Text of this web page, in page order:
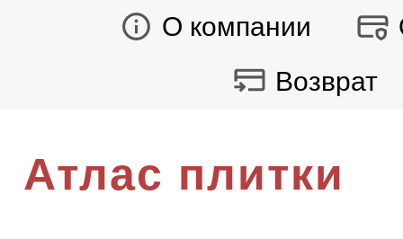
О компании
Возврат
Атлас плитки